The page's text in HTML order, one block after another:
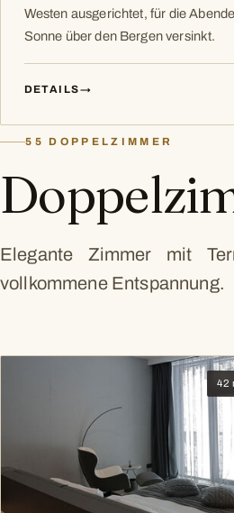
Westen ausgerichtet, für die
Sonne über den Bergen versinkt.
DETAILS→
55 DOPPELZIMMER
Elegante Zimmer mit
vollkommene Entspannung.
42